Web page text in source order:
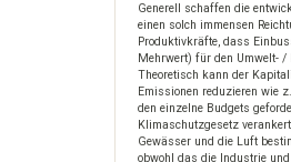
Generell schaffen die
einen solch immensen
Produktivkräfte, dass
Mehrwert) für den Umwelt-
Theoretisch kann der
Emissionen reduzieren wie
den einzelne Budgets
Klimaschutzgesetz
Gewässer und die Luft
obwohl das die Industrie